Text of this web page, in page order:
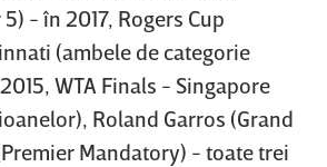
- în 2017, Rogers Cup
(ambele de categorie
WTA Finals - Singapore
Roland Garros (Grand
Mandatory) - toate trei